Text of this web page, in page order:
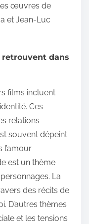
œuvres de
et Jean-Luc
dans
films incluent
Ces
relations
souvent dépeint
l’amour
est un thème
La
des récits de
D’autres thèmes
et les tensions